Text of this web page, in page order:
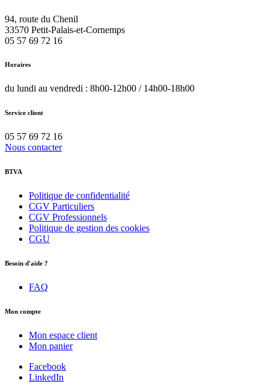
94, route du Chenil
33570 Petit-Palais-et-Cornemps
05 57 69 72 16
Horaires
du lundi au vendredi : 8h00-12h00 / 14h00-18h00
Service client
05 57 69 72 16
Nous contacter
BTVA
Politique de confidentialité
CGV Particuliers
CGV Professionnels
Politique de gestion des cookies
CGU
Besoin d'aide ?
FAQ
Mon compte
Mon espace client
Mon panier
Facebook
LinkedIn